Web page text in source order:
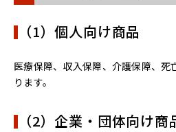
（1）個人向け商品
医療保障、収入保障、介護保障、死
ります。
（2）企業・団体向け商